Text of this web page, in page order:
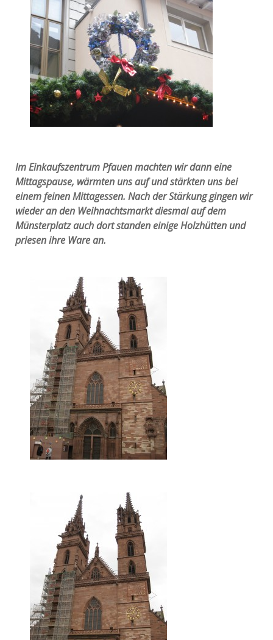
Im Einkaufszentrum Pfauen machten wir dann eine
Mittagspause, wärmten uns auf und stärkten uns bei
einem feinen Mittagessen. Nach der Stärkung gingen wir
wieder an den Weihnachtsmarkt diesmal auf dem
Münsterplatz auch dort standen einige Holzhütten und
priesen ihre Ware an.